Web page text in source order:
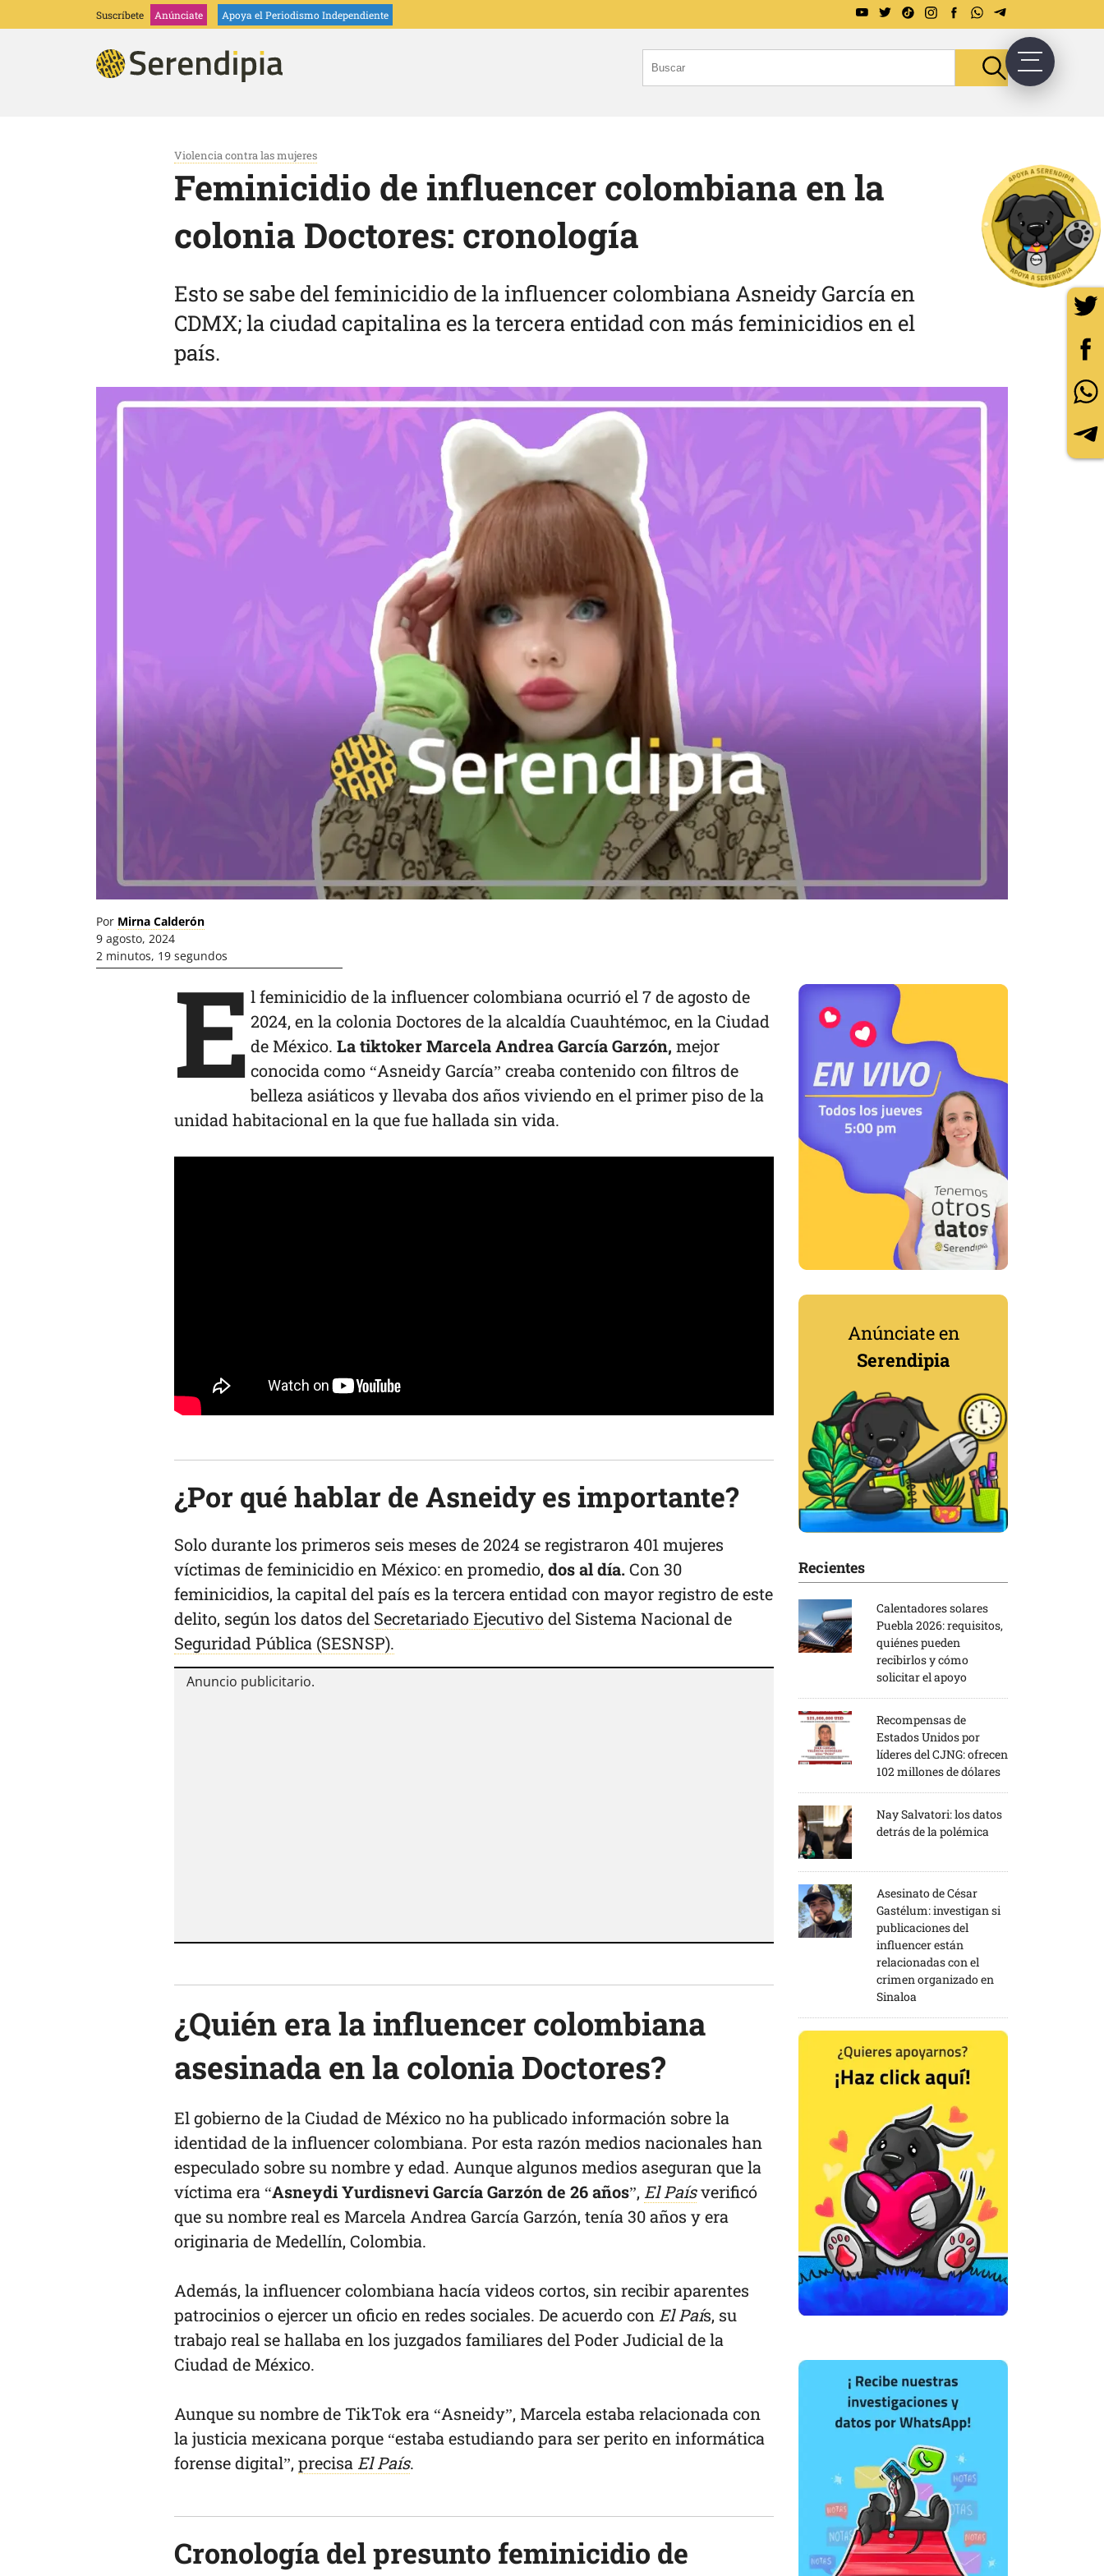
Suscríbete Anúnciate Apoya el Periodismo Independiente
Violencia contra las mujeres
Feminicidio de influencer colombiana en la
colonia Doctores: cronología
Esto se sabe del feminicidio de la influencer colombiana Asneidy García en
CDMX; la ciudad capitalina es la tercera entidad con más feminicidios en el
país.
Por Mirna Calderón
9 agosto, 2024
2 minutos, 19 segundos
E l feminicidio de la influencer colombiana ocurrió el 7 de agosto de
2024, en la colonia Doctores de la alcaldía Cuauhtémoc, en la Ciudad
de México. La tiktoker Marcela Andrea García Garzón, mejor
conocida como “Asneidy García” creaba contenido con filtros de
belleza asiáticos y llevaba dos años viviendo en el primer piso de la
unidad habitacional en la que fue hallada sin vida.
¿Por qué hablar de Asneidy es importante?
Solo durante los primeros seis meses de 2024 se registraron 401 mujeres
víctimas de feminicidio en México: en promedio, dos al día.Con 30
feminicidios, la capital del país es la tercera entidad con mayor registro de este
delito, según los datos del Secretariado Ejecutivodel Sistema Nacional de
Seguridad Pública (SESNSP).
¿Quién era la influencer colombiana
asesinada en la colonia Doctores?
El gobierno de la Ciudad de México no ha publicado información sobre la
identidad de la influencer colombiana. Por esta razón medios nacionales han
especulado sobre su nombre y edad. Aunque algunos medios aseguran que la
víctima era “Asneydi Yurdisnevi García Garzón de 26 años”, El Paísverificó
que su nombre real es Marcela Andrea García Garzón, tenía 30 años y era
originaria de Medellín, Colombia.
Además, la influencer colombiana hacía videos cortos, sin recibir aparentes
patrocinios o ejercer un oficio en redes sociales. De acuerdo con El País, su
trabajo real se hallaba en los juzgados familiares del Poder Judicial de la
Ciudad de México.
Aunque su nombre de TikTok era “Asneidy”, Marcela estaba relacionada con
la justicia mexicana porque “estaba estudiando para ser perito en informática
forense digital”, precisa El País.
Cronología del presunto feminicidio de
Anúnciate en
Serendipia
Recientes
Calentadores solares
Puebla 2026: requisitos,
quiénes pueden
recibirlos y cómo
solicitar el apoyo
Recompensas de
Estados Unidos por
líderes del CJNG: ofrecen
102 millones de dólares
Nay Salvatori: los datos
detrás de la polémica
Asesinato de César
Gastélum: investigan si
publicaciones del
influencer están
relacionadas con el
crimen organizado en
Sinaloa